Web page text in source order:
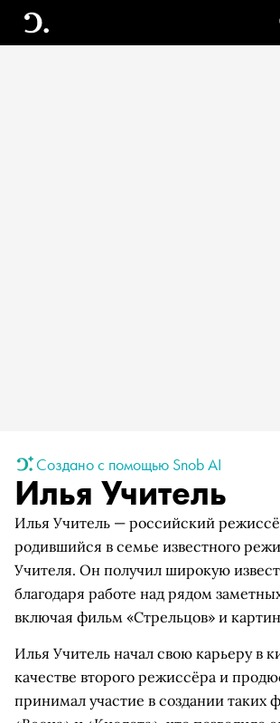
Создано с помощью Snob AI
Илья Учитель
Илья Учитель — российский
родившийся в семье известного
Учителя. Он получил широкую
благодаря работе над рядом
включая фильм «Стрельцов» и
Илья Учитель начал свою карьеру в
качестве второго режиссёра и
принимал участие в создании таких